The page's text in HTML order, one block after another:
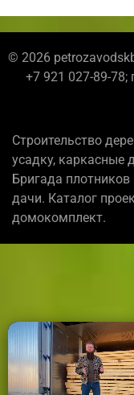
© 2026
+7 921 027-89-78;
Строительство
усадку,
Бригада
дачи. Каталог
домокомплект.